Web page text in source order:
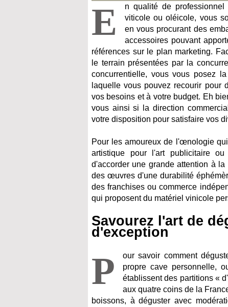
E
n qualité de
viticole ou oléicole, vous
en vous procurant des
accessoires pouvant
références sur le plan marketing.
le terrain présentées par la
concurrentielle, vous vous posez
laquelle vous pouvez recourir pour
vos besoins et à votre budget. Eh
vous ainsi si la direction
votre disposition pour satisfaire vos
Pour les amoureux de l'œnologie
artistique pour l'art publicitaire
d'accorder une grande attention à
des œuvres d'une durabilité
des franchises ou commerce
qui proposent du matériel vinicole
Savourez l'art de
d'exception
P
our savoir comment
propre cave personnelle,
établissent des partitions «
aux quatre coins de la
boissons, à déguster avec